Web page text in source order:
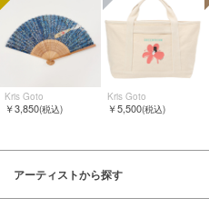
Kris Goto
￥3,850(税込)
Kris Goto
￥5,500(税込)
アーティストから探す